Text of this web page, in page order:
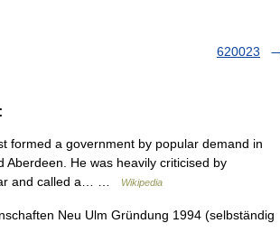
620023
formed a government by popular demand in
He was heavily criticised by
and called a… …
Wikipedia
Neu Ulm Gründung 1994 (selbständig